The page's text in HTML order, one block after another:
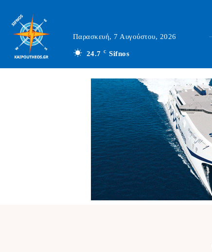
Παρασκευή, 7 Αυγούστου, 2026
24.7 C Sifnos